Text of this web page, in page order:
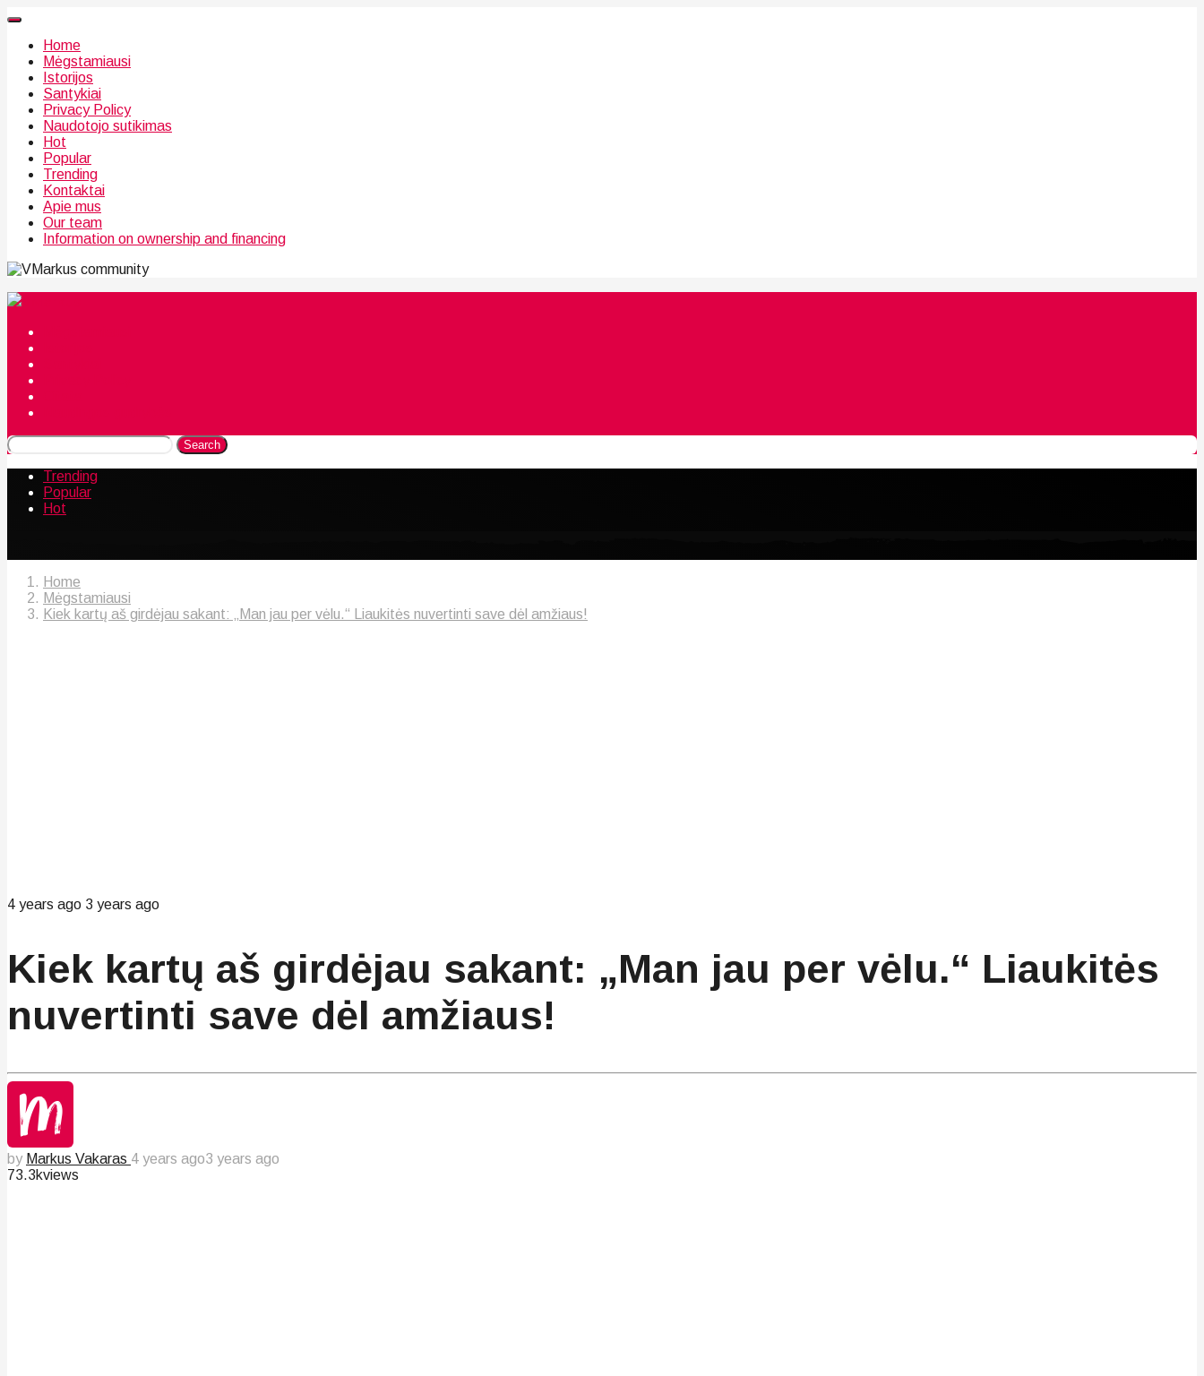
Home
Mėgstamiausi
Istorijos
Santykiai
Privacy Policy
Naudotojo sutikimas
Hot
Popular
Trending
Kontaktai
Apie mus
Our team
Information on ownership and financing
community
Search
Trending
Popular
Hot
Home
Mėgstamiausi
Kiek kartų aš girdėjau sakant: „Man jau per vėlu.“ Liaukitės nuvertinti save dėl amžiaus!
4 years ago 3 years ago
Kiek kartų aš girdėjau sakant: „Man jau per vėlu.“ Liaukitės
nuvertinti save dėl amžiaus!
by Markus Vakaras 4 years ago3 years ago
73.3kviews